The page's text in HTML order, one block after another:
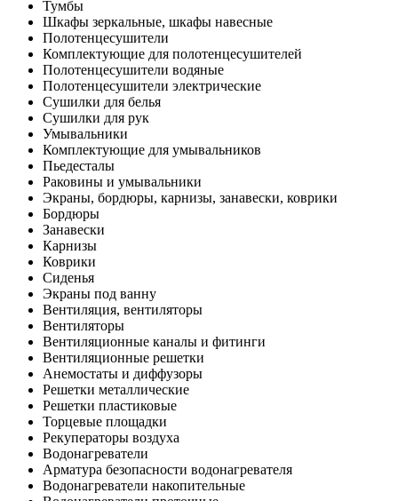
Тумбы
Шкафы зеркальные, шкафы навесные
Полотенцесушители
Комплектующие для полотенцесушителей
Полотенцесушители водяные
Полотенцесушители электрические
Сушилки для белья
Сушилки для рук
Умывальники
Комплектующие для умывальников
Пьедесталы
Раковины и умывальники
Экраны, бордюры, карнизы, занавески, коврики
Бордюры
Занавески
Карнизы
Коврики
Сиденья
Экраны под ванну
Вентиляция, вентиляторы
Вентиляторы
Вентиляционные каналы и фитинги
Вентиляционные решетки
Анемостаты и диффузоры
Решетки металлические
Решетки пластиковые
Торцевые площадки
Рекуператоры воздуха
Водонагреватели
Арматура безопасности водонагревателя
Водонагреватели накопительные